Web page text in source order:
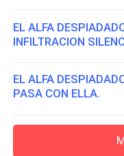
EL ALFA
INFILTRACION
EL ALFA
PASA CON ELLA.